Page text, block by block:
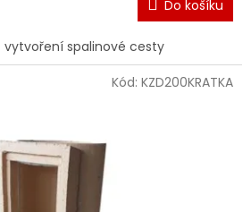
Do košíku
vytvoření spalinové cesty
Kód: KZD200KRATKA